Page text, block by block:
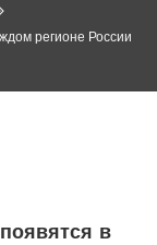
регионе России
в